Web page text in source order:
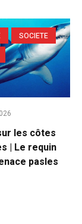
SOCIETE
les côtes
| Le requin
pasles